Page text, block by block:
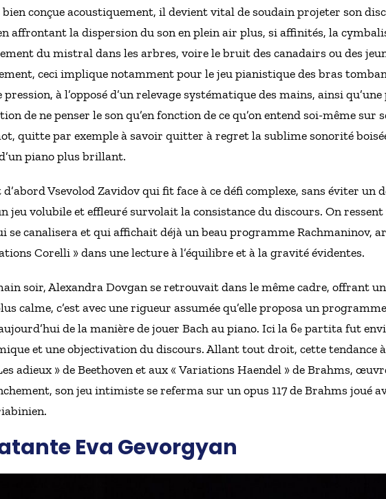
conçue acoustiquement, il devient vital de soudain projeter son
affrontant la dispersion du son en plein air plus, si affinités, la
du mistral dans les arbres, voire le bruit des canadairs ou des
ceci implique notamment pour le jeu pianistique des bras
à l’opposé d’un relevage systématique des mains, ainsi
de ne penser le son qu’en fonction de ce qu’on entend soi-même sur
quitte par exemple à savoir quitter à regret la sublime sonorité
piano plus brillant.
d’abord Vsevolod Zavidov qui fit face à ce défi complexe, sans éviter
jeu volubile et effleuré survolait la consistance du discours. On
se canalisera et qui affichait déjà un beau programme Rachmaninov,
Corelli » dans une lecture à l’équilibre et à la gravité évidentes.
soir, Alexandra Dovgan se retrouvait dans le même cadre, offrant
calme, c’est avec une rigueur assumée qu’elle proposa un
de la manière de jouer Bach au piano. Ici la 6e partita fut
et une objectivation du discours. Allant tout droit, cette tendance
adieux » de Beethoven et aux « Variations Haendel » de Brahms,
son jeu intimiste se referma sur un opus 117 de Brahms joué
Eva Gevorgyan